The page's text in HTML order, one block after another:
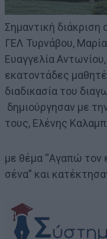
Σημαντική
ΓΕΛ Τυρνάβου,
Ευαγγελία
εκατοντάδες
διαδικασία του
δημιούργησαν με
τους, Ελένης
με θέμα “Αγαπώ τον
σένα” και